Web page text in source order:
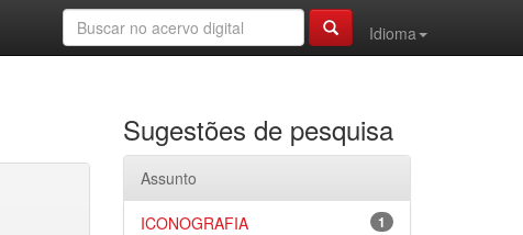
Idioma
Sugestões de pesquisa
Assunto
1
ICONOGRAFIA